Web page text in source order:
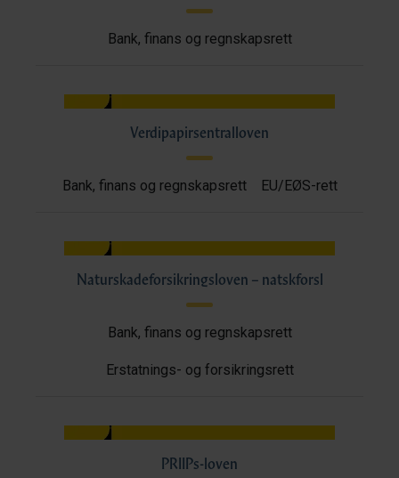
Bank, finans og regnskapsrett
Verdipapirsentralloven
Bank, finans og regnskapsrett EU/EØS-rett
Naturskadeforsikringsloven – natskforsl
Bank, finans og regnskapsrett
Erstatnings- og forsikringsrett
PRIIPs-loven